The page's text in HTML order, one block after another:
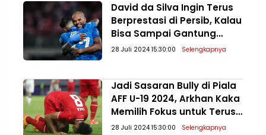
David da Silva Ingin Terus
Berprestasi di Persib, Kalau
Bisa Sampai Gantung
Sepatu
28 Juli 2024 15:30:00 Selengkapnya
Jadi Sasaran Bully di Piala
AFF U-19 2024, Arkhan Kaka
Memilih Fokus untuk Terus
Meningkatkan Diri
28 Juli 2024 15:30:00 Selengkapnya